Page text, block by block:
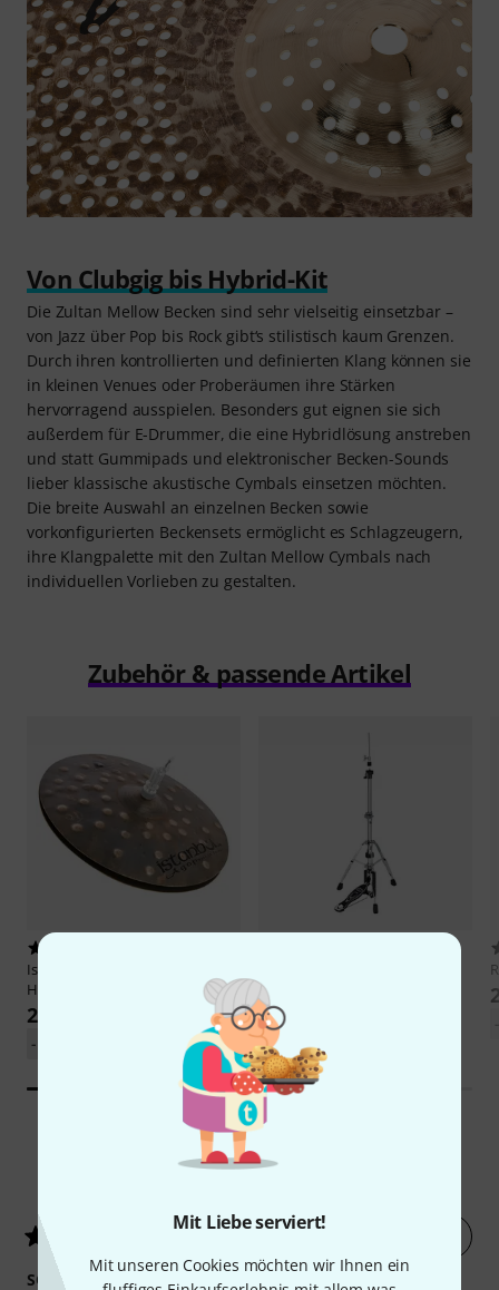
Mit Liebe serviert!
Mit unseren Cookies möchten wir Ihnen ein
Von Clubgig bis Hybrid-Kit
Die Zultan Mellow Becken sind sehr vielseitig einsetzbar –
von Jazz über Pop bis Rock gibt‘s stilistisch kaum Grenzen.
Durch ihren kontrollierten und definierten Klang können sie
in kleinen Venues oder Proberäumen ihre Stärken
hervorragend ausspielen. Besonders gut eignen sie sich
außerdem für E-Drummer, die eine Hybridlösung anstreben
und statt Gummipads und elektronischer Becken-Sounds
lieber klassische akustische Cymbals einsetzen möchten.
Die breite Auswahl an einzelnen Becken sowie
vorkonfigurierten Beckensets ermöglicht es Schlagzeugern,
ihre Klangpalette mit den Zultan Mellow Cymbals nach
individuellen Vorlieben zu gestalten.
Zubehör & passende Artikel
Istanbul Agop
Hi-Hat
295 €
-15%
89 €
Kundenbewertungen
4.7/ 5
SOUND